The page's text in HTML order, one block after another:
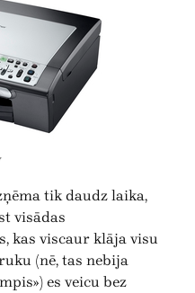
tik daudz laika,
visādas
kas viscaur klāja visu
(nē, tas nebija
es veicu bez